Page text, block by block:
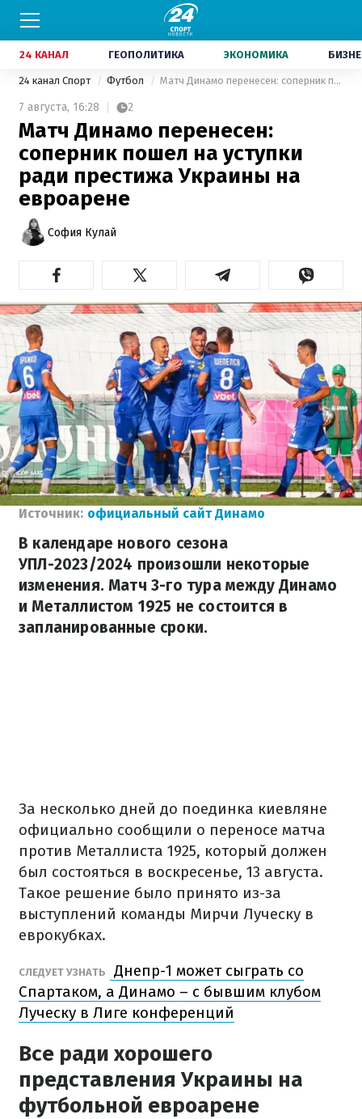
24 КАНАЛ ГЕОПОЛИТИКА ЭКОНОМИКА
24 канал Спорт Футбол Матч Динамо перенесен: соперник пошел на уступки ради престижа Украины на евроарене
7 августа, 16:28 2
Матч Динамо перенесен:
соперник пошел на уступки
ради престижа Украины на
евроарене
София Кулай
Источник: официальный сайт Динамо
В календаре нового сезона
УПЛ-2023/2024 произошли некоторые
изменения. Матч 3-го тура между Динамо
и Металлистом 1925 не состоится в
запланированные сроки.
За несколько дней до поединка киевляне
официально сообщили о переносе матча
против Металлиста 1925, который должен
был состояться в воскресенье, 13 августа.
Такое решение было принято из-за
выступлений команды Мирчи Луческу в
еврокубках.
СЛЕДУЕТ УЗНАТЬ
Днепр-1 может сыграть со
Спартаком, а Динамо – с бывшим клубом
Луческу в Лиге конференций
Все ради хорошего
представления Украины на
футбольной евроарене